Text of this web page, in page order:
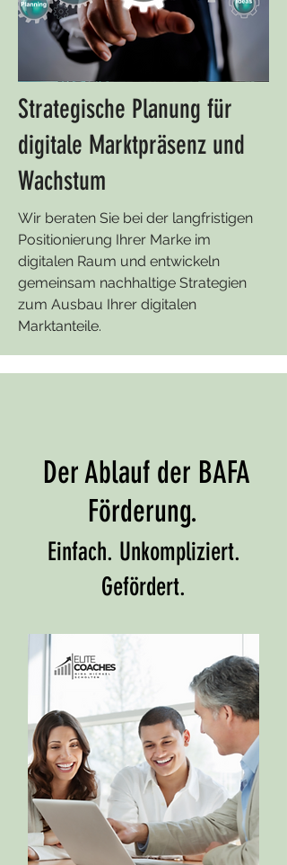
Strategische Planung für
digitale Marktpräsenz und
Wachstum
Wir beraten Sie bei der langfristigen
Positionierung Ihrer Marke im
digitalen Raum und entwickeln
gemeinsam nachhaltige Strategien
zum Ausbau Ihrer digitalen
Marktanteile.
Einfach. Unkompliziert.
Gefördert.
Der Ablauf der BAFA
Förderung.